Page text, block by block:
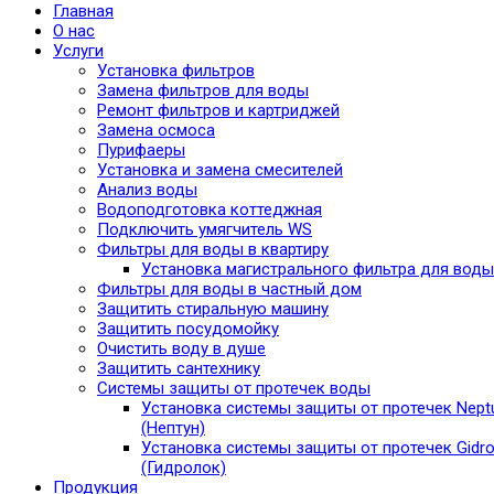
Главная
О нас
Услуги
Установка фильтров
Замена фильтров для воды
Ремонт фильтров и картриджей
Замена осмоса
Пурифаеры
Установка и замена смесителей
Анализ воды
Водоподготовка коттеджная
Подключить умягчитель WS
Фильтры для воды в квартиру
Установка магистрального фильтра для воды
Фильтры для воды в частный дом
Защитить стиральную машину
Защитить посудомойку
Очистить воду в душе
Защитить сантехнику
Системы защиты от протечек воды
Установка системы защиты от протечек
(Нептун)
Установка системы защиты от протечек
(Гидролок)
Продукция